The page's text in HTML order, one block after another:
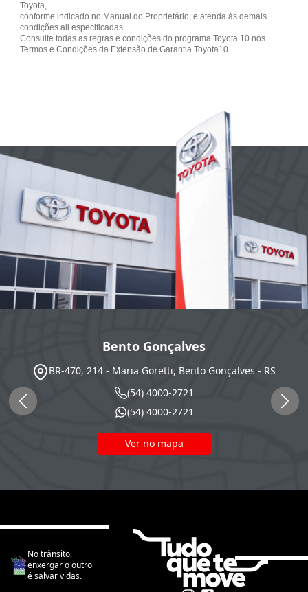
Toyota,
conforme indicado no Manual do Proprietário, e atenda às demais
condições ali especificadas.
Consulte todas as regras e condições do programa Toyota 10 nos
Termos e Condições da Extensão de Garantia Toyota10.
Bento Gonçalves
BR-470, 214 - Maria Goretti, Bento Gonçalves - RS
(54) 4000-2721
(54) 4000-2721
Ver no mapa
No trânsito,
enxergar o outro
é salvar vidas.